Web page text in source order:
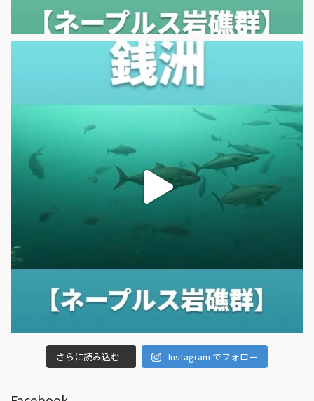
さらに読み込む... Instagram でフォロー